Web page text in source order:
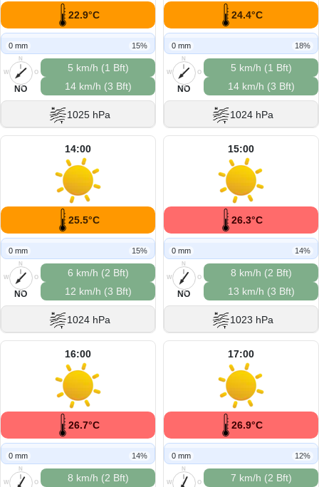
22.9°C
0 mm 15%
N
O
S
W
NO
5 km/h (1 Bft)
14 km/h (3 Bft)
1025 hPa
24.4°C
0 mm 18%
N
O
S
W
NO
5 km/h (1 Bft)
14 km/h (3 Bft)
1024 hPa
14:00
25.5°C
0 mm 15%
N
O
S
W
NO
6 km/h (2 Bft)
12 km/h (3 Bft)
1024 hPa
15:00
26.3°C
0 mm 14%
N
O
S
W
NO
8 km/h (2 Bft)
13 km/h (3 Bft)
1023 hPa
16:00
26.7°C
0 mm 14%
N
O
W
8 km/h (2 Bft)
17:00
26.9°C
0 mm 12%
N
O
W
7 km/h (2 Bft)